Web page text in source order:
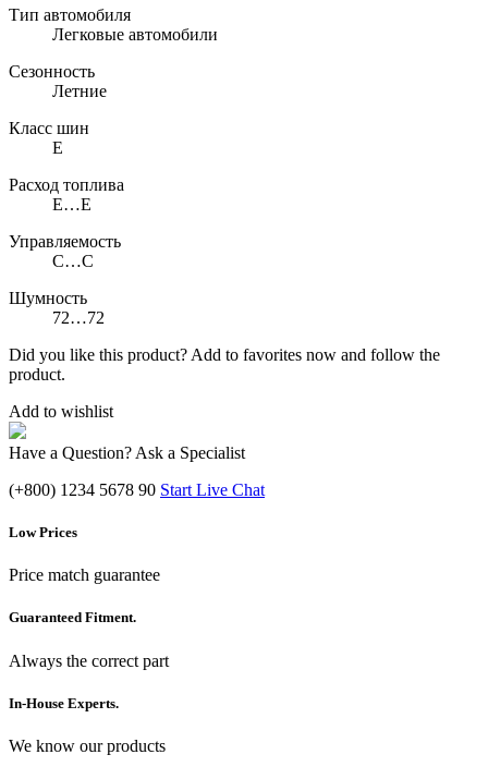
Тип автомобиля
Легковые автомобили
Сезонность
Летние
Класс шин
E
Расход топлива
E…E
Управляемость
C…C
Шумность
72…72
Did you like this product? Add to favorites now and follow the
product.
Add to wishlist
Have a Question? Ask a Specialist
(+800) 1234 5678 90 Start Live Chat
Low Prices
Price match guarantee
Guaranteed Fitment.
Always the correct part
In-House Experts.
We know our products